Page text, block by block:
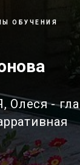
ОБУЧЕНИЯ
Олеся -